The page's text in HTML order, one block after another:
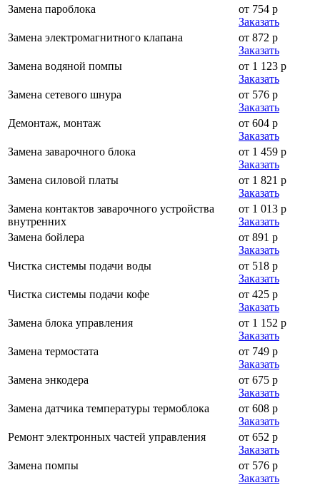
Замена пароблока
от 754 р
Заказать
Замена электромагнитного клапана
от 872 р
Заказать
Замена водяной помпы
от 1 123 р
Заказать
Замена сетевого шнура
от 576 р
Заказать
Демонтаж, монтаж
от 604 р
Заказать
Замена заварочного блока
от 1 459 р
Заказать
Замена силовой платы
от 1 821 р
Заказать
Замена контактов заварочного устройства
внутренних
от 1 013 р
Заказать
Замена бойлера
от 891 р
Заказать
Чистка системы подачи воды
от 518 р
Заказать
Чистка системы подачи кофе
от 425 р
Заказать
Замена блока управления
от 1 152 р
Заказать
Замена термостата
от 749 р
Заказать
Замена энкодера
от 675 р
Заказать
Замена датчика температуры термоблока
от 608 р
Заказать
Ремонт электронных частей управления
от 652 р
Заказать
Замена помпы
от 576 р
Заказать